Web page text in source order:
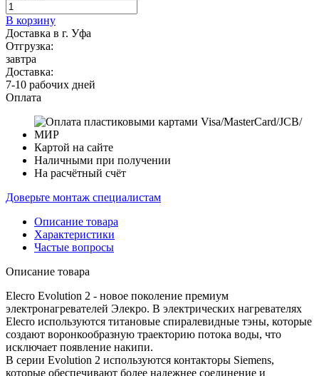
В корзину
Доставка в г. Уфа
Отгрузка:
завтра
Доставка:
7-10 рабочих дней
Оплата
Картой на сайте
Наличными при получении
На расчётный счёт
Доверьте монтаж специалистам
Описание товара
Характеристики
Частые вопросы
Описание товара
Elecro Evolution 2 - новое поколение премиум
электронагревателей Элекро. В электрических нагревателях
Elecro используются титановые спиралевидные тэны, которые
создают воронкообразную траекторию потока воды, что
исключает появление накипи.
В серии Evolution 2 используются контакторы Siemens,
которые обеспечивают более надежнее соединение и